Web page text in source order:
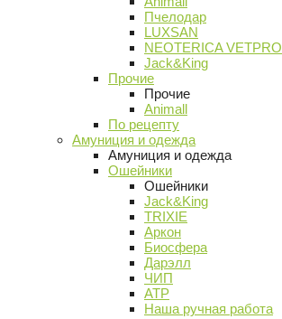
Пчелодар
LUXSAN
NEOTERICA VETPRO
Jack&King
Прочие
Прочие
Animall
По рецепту
Амуниция и одежда
Амуниция и одежда
Ошейники
Ошейники
Jack&King
TRIXIE
Аркон
Биосфера
Дарэлл
ЧИП
АТР
Наша ручная работа